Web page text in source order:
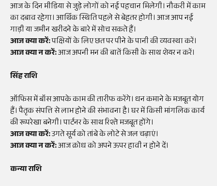
आज के दिन मीडिया से जुड़े लोगों को नई पहचान मिलेगी। नौकरी में काम
का दबाव रहेगा। आर्थिक स्थिति पहले से बेहतर होगी। आज आप नई
गाड़ी या जमीन खरीदने के बारे में सोच सकते हैं।
आज क्या करें:पक्षियों के लिए छत पर पीने के पानी की व्यवस्था करें।
आज क्या न करें:आज अपनी मन की बातें किसी के साथ शेयर न करें।
सिंह राशि
ऑफिस में बॉस आपके काम की तारीफ करेंगे। धन कमाने के मजबूत योग
हैं। पैतृक संपत्ति से लाभ होने की संभावना है। घर में किसी मांगलिक कार्य
की रूपरेखा बनेगी। पार्टनर के साथ रिश्ते मजबूत होंगे।
आज क्या करें:उगते सूर्य को तांबे के लोटे से जल चढ़ाएं।
आज क्या न करें:आज क्रोध को अपने ऊपर हावी न होने दें।
कन्या राशि